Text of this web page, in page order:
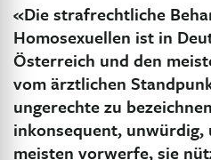
«Die strafrechtliche
Homosexuellen ist in
Österreich und den
vom ärztlichen
ungerechte zu
inkonsequent, unwürdig,
meisten vorwerfe, sie